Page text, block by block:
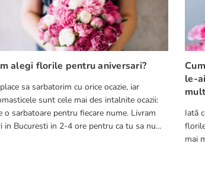
alegi florile pentru aniversari?
sa sarbatorim cu orice ocazie, iar
sunt cele mai des intalnite ocazii:
o sarbatoare pentru fiecare nume. Livram
in 2-4 ore pentru ca tu sa nu
le-
Iată
mai